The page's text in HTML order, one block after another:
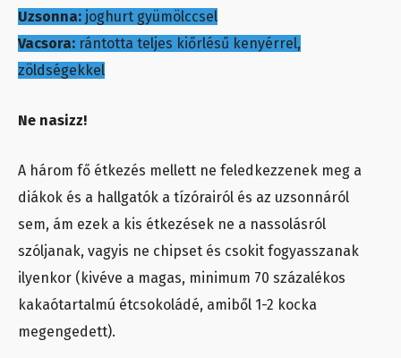
Uzsonna: joghurt gyümölccsel
Vacsora: rántotta teljes kiőrlésű kenyérrel,
zöldségekkel
Ne nasizz!
A három fő étkezés mellett ne feledkezzenek meg a
diákok és a hallgatók a tízórairól és az uzsonnáról
sem, ám ezek a kis étkezések ne a nassolásról
szóljanak, vagyis ne chipset és csokit fogyasszanak
ilyenkor (kivéve a magas, minimum 70 százalékos
kakaótartalmú étcsokoládé, amiből 1-2 kocka
megengedett).